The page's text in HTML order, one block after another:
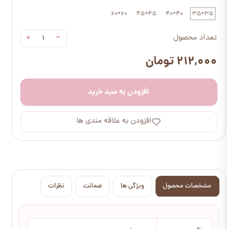
35*35
40*40
45*45
60*60
تعداد محصول −
+
۲۱۲,۰۰۰ تومان
افزودن به سبد خرید
افزودن به علاقه مندی ها
مشخصات محصول ویژگی ها ضمانت نظرات